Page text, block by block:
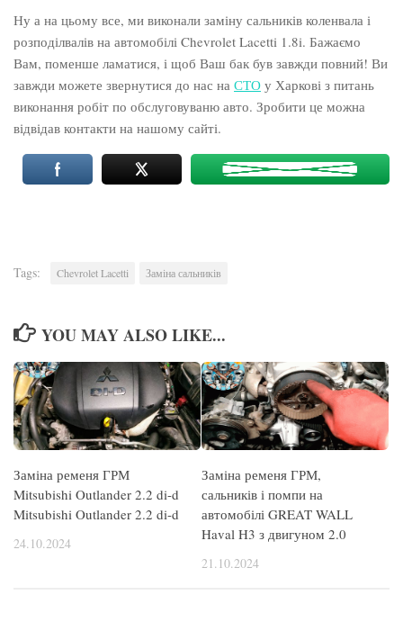
Ну а на цьому все, ми виконали заміну сальників коленвала і
розподілвалів на автомобілі Chevrolet Lacetti 1.8i. Бажаємо
Вам, поменше ламатися, і щоб Ваш бак був завжди повний! Ви
завжди можете звернутися до нас на СТО у Харкові з питань
виконання робіт по обслуговуваню авто. Зробити це можна
відвідав контакти на нашому сайті.
Tags: Chevrolet Lacetti Заміна сальників
YOU MAY ALSO LIKE...
Заміна ременя ГРМ
Mitsubishi Outlander 2.2 di-d
Mitsubishi Outlander 2.2 di-d
24.10.2024
Заміна ременя ГРМ,
сальників і помпи на
автомобілі GREAT WALL
Haval H3 з двигуном 2.0
21.10.2024